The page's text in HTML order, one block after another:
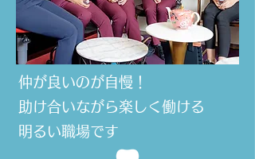
仲が良いのが自慢！
助け合いながら楽しく働ける
明るい職場です